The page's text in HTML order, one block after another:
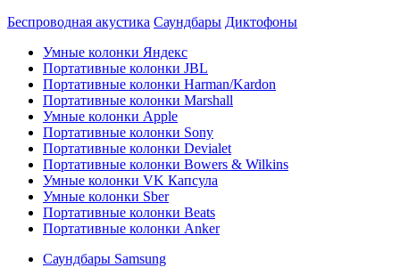
Беспроводная акустика Саундбары Диктофоны
Умные колонки Яндекс
Портативные колонки JBL
Портативные колонки Harman/Kardon
Портативные колонки Marshall
Умные колонки Apple
Портативные колонки Sony
Портативные колонки Devialet
Портативные колонки Bowers & Wilkins
Умные колонки VK Капсула
Умные колонки Sber
Портативные колонки Beats
Портативные колонки Anker
Саундбары Samsung